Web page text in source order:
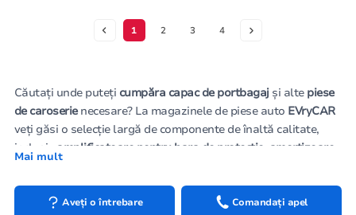
1 2 3 4
Căutați unde puteți cumpăra capac de portbagajși alte piese
de caroserienecesare? La magazinele de piese auto EVryCAR
veți găsi o selecție largă de componente de înaltă calitate,
inclusiv
amplificatoare pentru bara de protecție, amortizoare
de capac de portbagaj, apărători noroi, arcuri de aripă
elemente esențiale ale caroseriei, cruciale pentru integritatea
și funcționalitatea automobilului. Înțelegem că portbagajul nu
Mai mult
Aveți o întrebare Comandați apel